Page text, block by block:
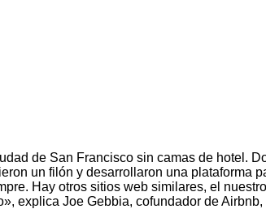
de San Francisco sin camas de hotel.
un filón y desarrollaron una plataforma
Hay otros sitios web similares, el
explica Joe Gebbia, cofundador de